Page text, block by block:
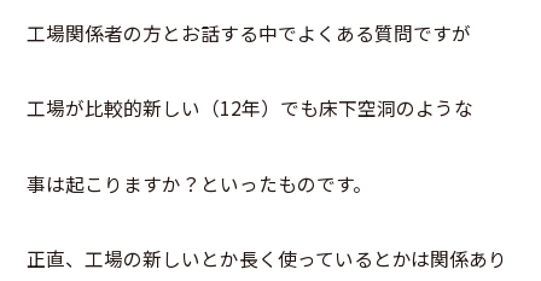
工場関係者の方とお話する中でよくある質問ですが
工場が比較的新しい（12年）でも床下空洞のような
事は起こりますか？といったものです。
正直、工場の新しいとか長く使っているとかは関係あり